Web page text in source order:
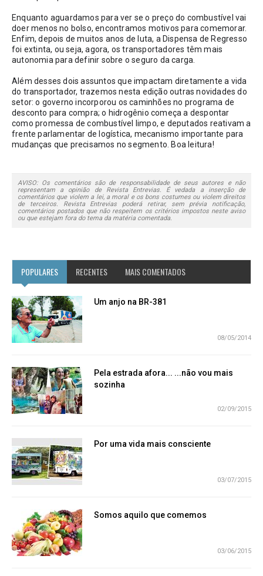
Enquanto aguardamos para ver se o preço do combustível vai
doer menos no bolso, encontramos motivos para comemorar.
Enfim, depois de muitos anos de luta, a Dispensa de Regresso
foi extinta, ou seja, agora, os transportadores têm mais
autonomia para definir sobre o seguro da carga.
Além desses dois assuntos que impactam diretamente a vida
do transportador, trazemos nesta edição outras novidades do
setor: o governo incorporou os caminhões no programa de
desconto para compra; o hidrogênio começa a despontar
como promessa de combustível limpo, e deputados reativam a
frente parlamentar de logística, mecanismo importante para
mudanças que precisamos no segmento. Boa leitura!
AVISO: Os comentários são de responsabilidade de seus autores e não
representam a opinião de Revista Entrevias. É vedada a inserção de
comentários que violem a lei, a moral e os bons costumes ou violem direitos
de terceiros. Revista Entrevias poderá retirar, sem prévia notificação,
comentários postados que não respeitem os critérios impostos neste aviso
ou que estejam fora do tema da matéria comentada.
POPULARES RECENTES MAIS COMENTADOS
Um anjo na BR-381
08/05/2014
Pela estrada afora... ...não vou mais
sozinha
02/09/2015
Por uma vida mais consciente
03/07/2015
Somos aquilo que comemos
03/06/2015